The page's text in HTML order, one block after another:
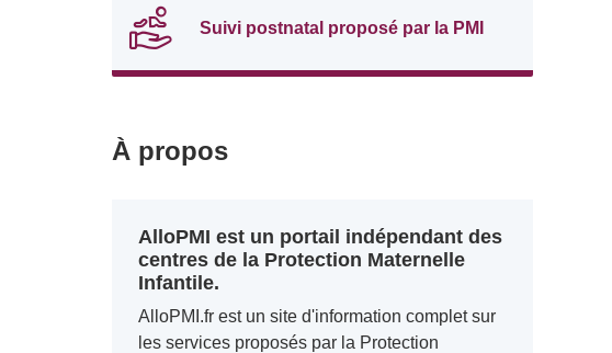
Suivi postnatal proposé par la PMI
À propos
AlloPMI est un portail indépendant des
centres de la Protection Maternelle
Infantile.
AlloPMI.fr est un site d'information complet sur
les services proposés par la Protection